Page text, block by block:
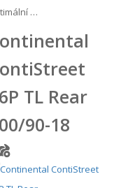
…
TL Rear
90-18